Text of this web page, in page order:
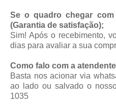
Se o quadro chegar
(Garantia de satisfação);
Sim! Após o recebimento,
dias para avaliar a sua
Como falo com a
Basta nos acionar via
ao lado ou salvado o
1035